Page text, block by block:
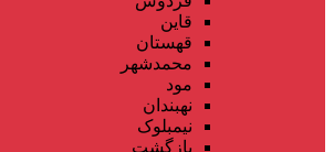
قاین
قهستان
محمدشهر
مود
نهبندان
نیمبلوک
بازگشت